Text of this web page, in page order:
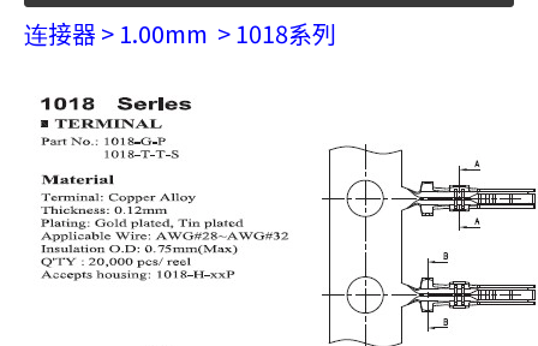
连接器 > 1.00mm > 1018系列